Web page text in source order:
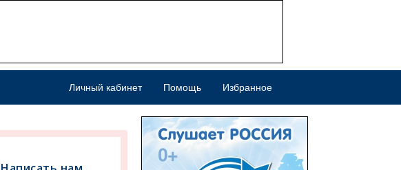
Личный кабинет Помощь Избранное